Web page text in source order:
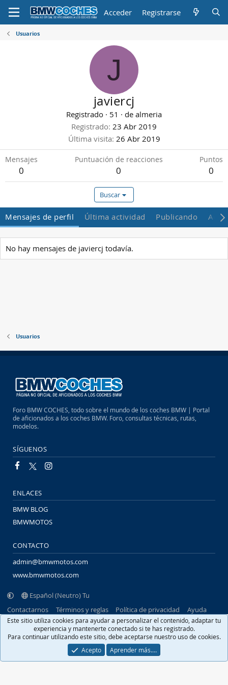
Acceder Registrarse
Usuarios
J
javiercj
Registrado · 51 · de almeria
Registrado 23 Abr 2019
Última visita 26 Abr 2019
Mensajes
0
Puntuación de reacciones
0
Puntos
0
Buscar
Mensajes de perfil Última actividad Publicando
No hay mensajes de javiercj todavía.
Usuarios
Foro BMW COCHES, todo sobre el mundo de los coches BMW | Portal
de aficionados a los coches BMW. Foro, consultas técnicas, rutas,
modelos.
SÍGUENOS
ENLACES
BMW BLOG
BMWMOTOS
CONTACTO
admin@bmwmotos.com
www.bmwmotos.com
Español (Neutro) Tu
Contactarnos
Términos y reglas Política de privacidad
Ayuda
Portal
R
S
Community platform by XenForo® © 2010-2026 XenForo Ltd.
XenFacil.com. © 2010-2019
Este sitio utiliza cookies para ayudar a personalizar el contenido, adaptar tu
experiencia y mantenerte conectado si te has registrado.
Para continuar utilizando este sitio, debe aceptarse nuestro uso de cookies.
Acepto
Aprender más.…